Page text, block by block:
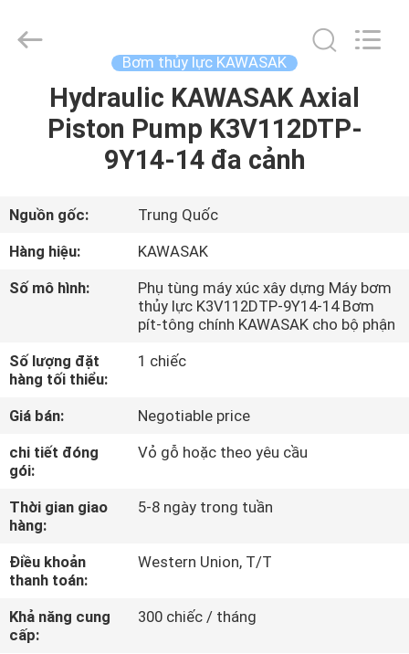
NHÀ
VIDEO
HƯỚNG
VR
VỀ
CHÚNG
TÔI
THAM
QUAN
NHÀ
MÁY
Construction
Bơm thủy lực KAWASAK
Hydraulic KAWASAK Axial
Piston Pump K3V112DTP-
9Y14-14 đa cảnh
Nguồn gốc:
Trung Quốc
Hàng hiệu:
KAWASAK
Số mô hình:
Phụ tùng máy xúc xây dựng Máy bơm
thủy lực K3V112DTP-9Y14-14 Bơm
pít-tông chính KAWASAK cho bộ phận
Số lượng đặt
hàng tối thiểu:
1 chiếc
Giá bán:
Negotiable price
chi tiết đóng
gói:
Vỏ gỗ hoặc theo yêu cầu
Thời gian giao
hàng:
5-8 ngày trong tuần
Điều khoản
thanh toán:
Western Union, T/T
Khả năng cung
cấp:
300 chiếc / tháng